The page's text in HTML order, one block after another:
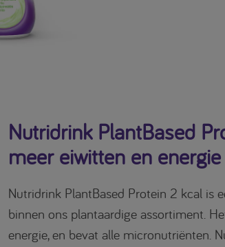
Nutridrink PlantBased
meer eiwitten en energie
Nutridrink PlantBased Protein 2 kcal is
binnen ons plantaardige assortiment.
energie, en bevat alle micronutriënten.